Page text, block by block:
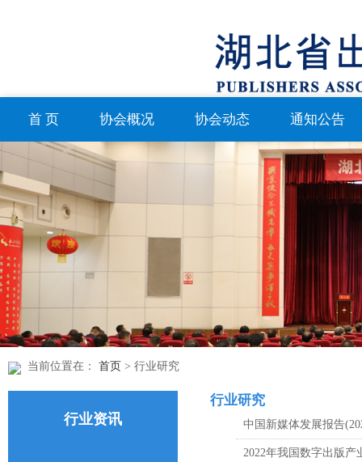
首 页 协会概况 协会动态 通知公告
当前位置在： 首页 > 行业研究
行业资讯
行业研究
中国新媒体发展报告
2022年我国数字出版产